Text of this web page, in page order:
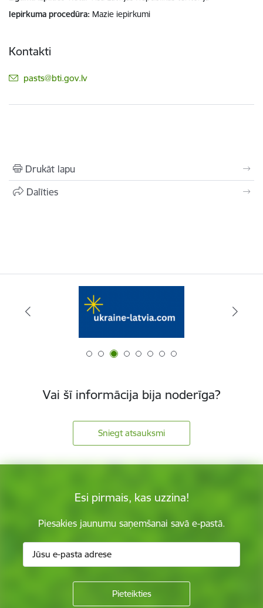
Iepirkuma procedūra Mazie iepirkumi
Kontakti
E-pasts:
pasts@bti.gov.lv
Drukāt lapu
Dalīties
Vai šī informācija bija noderīga?
Sniegt atsauksmi
Esi pirmais, kas uzzina!
Piesakies jaunumu saņemšanai savā e-pastā.